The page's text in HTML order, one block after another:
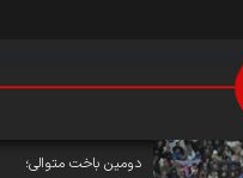
دومین باخت متوالی؛